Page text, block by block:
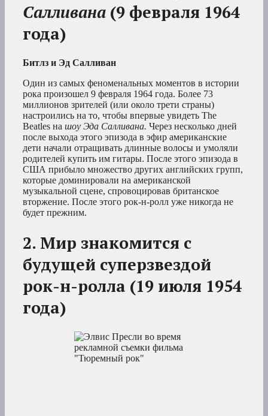
Салливана (9 февраля 1964
года)
Битлз и Эд Салливан
Один из самых феноменальных моментов в истории
рока произошел 9 февраля 1964 года. Более 73
миллионов зрителей (или около трети страны)
настроились на то, чтобы впервые увидеть The
Beatles на шоу Эда Салливана. Через несколько дней
после выхода этого эпизода в эфир американские
дети начали отращивать длинные волосы и умоляли
родителей купить им гитары. После этого эпизода в
США прибыло множество других английских групп,
которые доминировали на американской
музыкальной сцене, спровоцировав британское
вторжение. После этого рок-н-ролл уже никогда не
будет прежним.
2. Мир знакомится с
будущей суперзвездой
рок-н-ролла (19 июля 1954
года)